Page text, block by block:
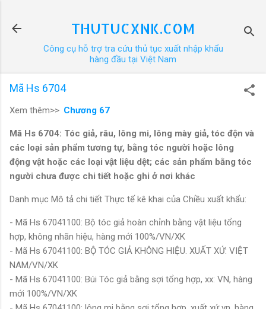
THUTUCXNK.COM
Công cụ hỗ trợ tra cứu thủ tục xuất nhập khẩu
hàng đầu tại Việt Nam
Mã Hs 6704
Xem thêm>> Chương 67
Mã Hs 6704: Tóc giả, râu, lông mi, lông mày giả, tóc độn và
các loại sản phẩm tương tự, bằng tóc người hoặc lông
động vật hoặc các loại vật liệu dệt; các sản phẩm bằng tóc
người chưa được chi tiết hoặc ghi ở nơi khác
Danh mục Mô tả chi tiết Thực tế kê khai của Chiều xuất khẩu:
- Mã Hs 67041100: Bộ tóc giả hoàn chỉnh bằng vật liệu tổng
hợp, không nhãn hiệu, hàng mới 100%/VN/XK
- Mã Hs 67041100: BỘ TÓC GIẢ KHÔNG HIỆU. XUẤT XỨ: VIỆT
NAM/VN/XK
- Mã Hs 67041100: Búi Tóc giả bằng sợi tổng hợp, xx: VN, hàng
mới 100%/VN/XK